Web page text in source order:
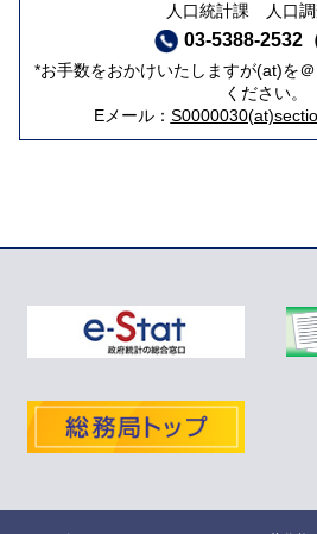
人口統計課 人口調
03-5388-2532
*お手数をおかけいたしますが(at)を
ください。
Eメール：